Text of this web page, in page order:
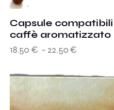
Capsule compatibili
caffè aromatizzato
18.50 € - 22.50€